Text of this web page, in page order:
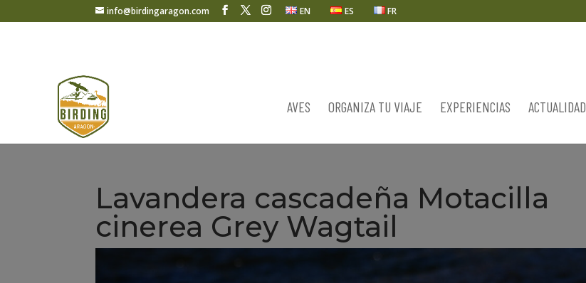
info@birdingaragon.com EN ES FR
AVES ORGANIZA TU VIAJE EXPERIENCIAS ACTUALIDAD
Lavandera cascadeña Motacilla
cinerea Grey Wagtail